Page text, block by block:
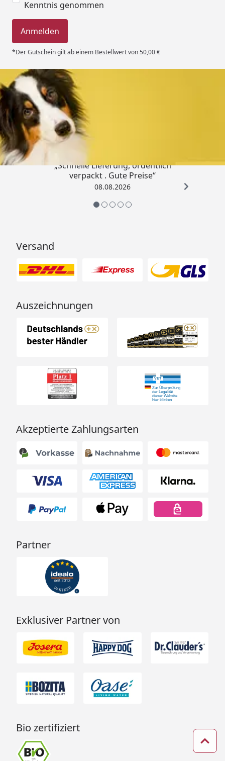
Kenntnis genommen
Anmelden
*Der Gutschein gilt ab einem Bestellwert von 50,00 €
Trusted Shops
„Schnelle Lieferung, ordentlich
verpackt . Gute Preise“
08.08.2026
Versand
Auszeichnungen
Akzeptierte Zahlungsarten
Partner
Exklusiver Partner von
Bio zertifiziert